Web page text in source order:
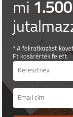
mi
* A feliratkozást
Ft kosárérték felett.